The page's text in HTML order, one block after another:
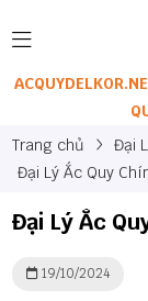
Trang chủ
Đại
Đại Lý Ắc Quy
Đại Lý Ắc
19/10/2024